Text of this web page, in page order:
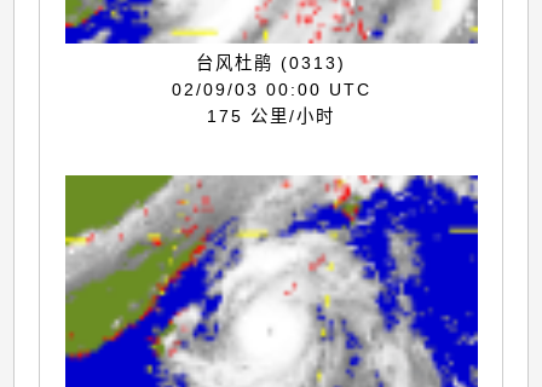
台风杜鹃 (0313)
02/09/03 00:00 UTC
175 公里/小时